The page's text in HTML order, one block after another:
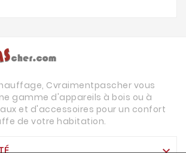
Cvraimentpascher vous
gamme d'appareils à bois ou à
et d'accessoires pour un confort
de votre habitation.